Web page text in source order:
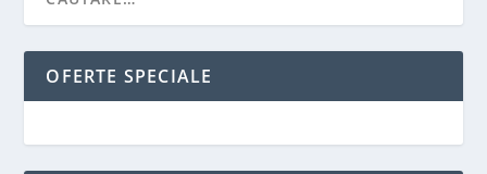
OFERTE SPECIALE